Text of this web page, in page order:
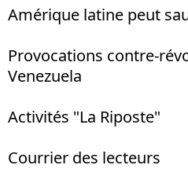
Amérique latine peut
Provocations contre-
Venezuela
Activités "La Riposte"
Courrier des lecteurs